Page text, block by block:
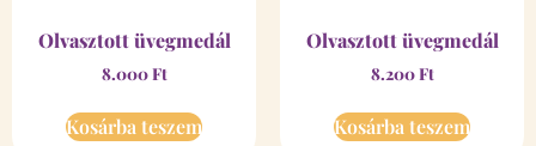
Olvasztott üvegmedál
8.000Ft
Kosárba teszem
Olvasztott üvegmedál
8.200Ft
Kosárba teszem